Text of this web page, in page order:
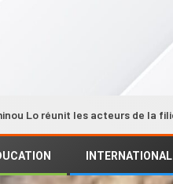
les acteurs de la filière
INTERNATIONAL